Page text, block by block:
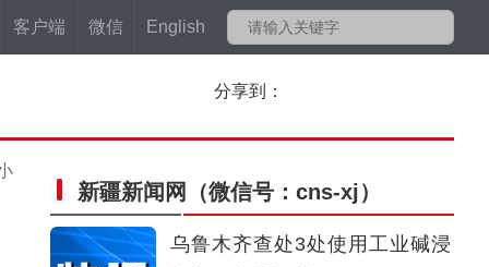
客户端 微信 English
分享到：
新疆新闻网 （微信号：cns-xj）
乌鲁木齐查处3处使用工业碱浸